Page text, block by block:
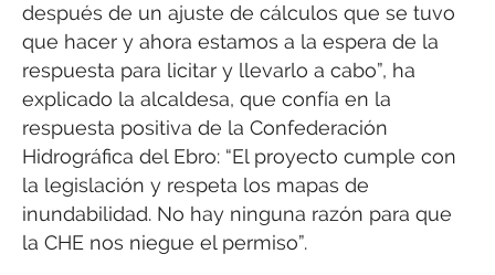
después de un ajuste de cálculos que se tuvo
que hacer y ahora estamos a la espera de la
respuesta para licitar y llevarlo a cabo”, ha
explicado la alcaldesa, que confía en la
respuesta positiva de la Confederación
Hidrográfica del Ebro: “El proyecto cumple con
la legislación y respeta los mapas de
inundabilidad. No hay ninguna razón para que
la CHE nos niegue el permiso”.